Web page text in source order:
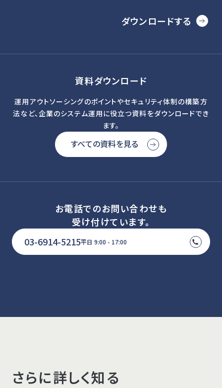
ダウンロードする
資料ダウンロード
運用アウトソーシングのポイントやセキュリティ体制の構築方
法など、企業のシステム運用に役立つ資料をダウンロードでき
ます。
すべての資料を見る
お電話でのお問い合わせも
受け付けています。
03-6914-5215平日 9:00 - 17:00
さらに詳しく知る